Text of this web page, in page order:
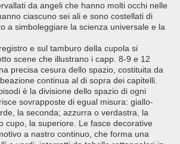
da angeli che hanno molti occhi nelle
ciascuno sei ali e sono costellati di
a simboleggiare la scienza universale e la
e sul tamburo della cupola si
scene che illustrano i capp. 8-9 e 12
precisa cesura dello spazio, costituita da
continua al di sopra dei capitelli.
è la divisione dello spazio di ogni
sovrapposte di egual misura: giallo-
la seconda; azzurra o verdastra, la
cupo, la superiore. Le fasce decorative
a nastro continuo, che forma una